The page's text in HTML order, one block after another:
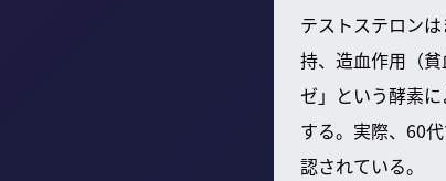
テストステロン
持、造血作用（
ゼ」という酵素
する。実際、60
認されている。